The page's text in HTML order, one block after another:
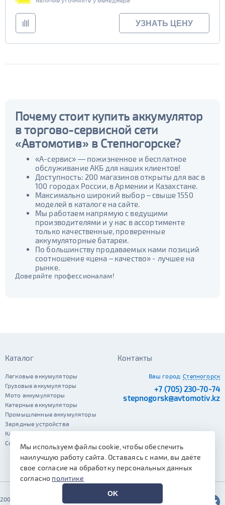
УЗНАТЬ ЦЕНУ
Почему стоит купить аккумулятор
в торгово-сервисной сети
«Автомотив» в Степногорске?
«А-сервис» — пожизненное и бесплатное
обслуживание АКБ для наших клиентов!
Доступность: 200 магазинов открыты для вас в
100 городах России, в Армении и Казахстане.
Максимально широкий выбор – свыше 1550
моделей в каталоге на сайте.
Мы работаем напрямую с ведущими
производителями и у нас в ассортименте
только качественные, проверенные
аккумуляторные батареи.
По большинству продаваемых нами позиций
соотношение «цена – качество» - лучшее на
рынке.
Доверяйте профессионалам!
Каталог
Легковые аккумуляторы
Грузовые аккумуляторы
Мото аккумуляторы
Катерные аккумуляторы
Промышленные аккумуляторы
Зарядные устройства
Клеммы
Сопутствующие автотовары
Контакты
Ваш город: Степногорск
+7 (705) 230-70-74
stepnogorsk@avtomotiv.kz
2002–2026 © Автомотив
Мы используем файлы cookie, чтобы обеспечить
наилучшую работу сайта. Оставаясь с нами, вы даёте
свое согласие на обработку персональных данных
согласно политике
OK